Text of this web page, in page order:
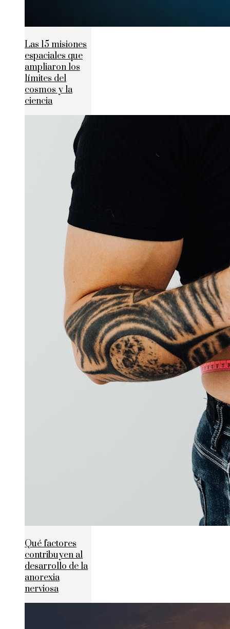
Las 15 misiones
espaciales que
ampliaron los
límites del
cosmos y la
ciencia
Qué factores
contribuyen al
desarrollo de la
anorexia
nerviosa